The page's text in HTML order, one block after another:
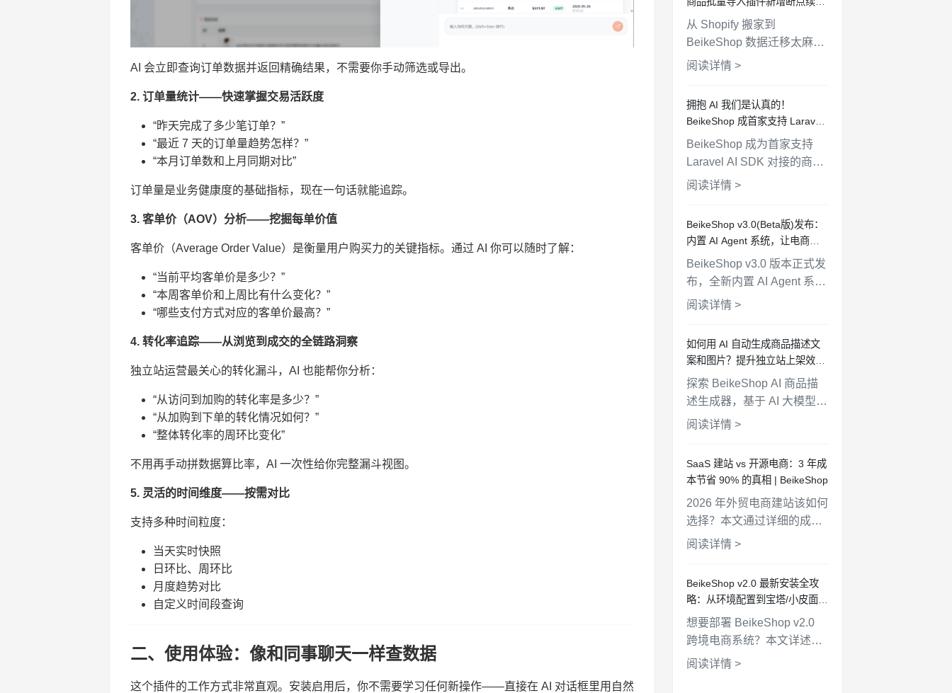
AI 会立即查询订单数据并返回精确结果，不需要你手动筛选或导出。
2. 订单量统计——快速掌握交易活跃度
“昨天完成了多少笔订单？”
“最近 7 天的订单量趋势怎样？”
“本月订单数和上月同期对比”
订单量是业务健康度的基础指标，现在一句话就能追踪。
3. 客单价（AOV）分析——挖掘每单价值
客单价（Average Order Value）是衡量用户购买力的关键指标。通过 AI 你可以随时了解：
“当前平均客单价是多少？”
“本周客单价和上周比有什么变化？”
“哪些支付方式对应的客单价最高？”
4. 转化率追踪——从浏览到成交的全链路洞察
独立站运营最关心的转化漏斗，AI 也能帮你分析：
“从访问到加购的转化率是多少？”
“从加购到下单的转化情况如何？”
“整体转化率的周环比变化”
不用再手动拼数据算比率，AI 一次性给你完整漏斗视图。
5. 灵活的时间维度——按需对比
支持多种时间粒度：
当天实时快照
日环比、周环比
月度趋势对比
自定义时间段查询
二、使用体验：像和同事聊天一样查数据
这个插件的工作方式非常直观。安装启用后，你不需要学习任何新操作——直接在 AI 对话框里用自然
与分类导入功能
从 Shopify 搬家到
BeikeShop 数据迁移太麻
烦？Shopify 商品批量导入
难题；并新增分类一键导
入，完美同步 Shopify 分类
结构。点击了解如何更高
效、完整地完成店铺数据迁
移。
阅读详情 >
拥抱 AI 我们是认真的！
BeikeShop 成首家支持 Laravel
AI SDK 的独立站商城，MCP 对
BeikeShop 成为首家支持
Laravel AI SDK 对接的商城
系统。已全面支持无头电
多 API 接口，为卖家打造更
智能的电商生态。
阅读详情 >
BeikeShop v3.0(Beta版)发布：
内置 AI Agent 系统，让电商管
理更智能
BeikeShop v3.0 版本正式发
布，全新内置 AI Agent 系
统，支持多语言大模型、智
查询订单、分析客户，电商
阅读详情 >
如何用 AI 自动生成商品描述文
案和图片？提升独立站上架效率
10 倍 | BeikeShop
探索 BeikeShop AI 商品描
述生成器，基于 AI 大模型自
动生成商品文案和产品图
速上架商品，提升运营效
阅读详情 >
SaaS 建站 vs 开源电商：3 年成
本节省 90% 的真相 | BeikeShop
2026 年外贸电商建站该如何
选择？本文通过详细的成本
对比和数据分析，解析
商城系统，100% 开源免
独立站业务。
阅读详情 >
BeikeShop v2.0 最新安装全攻
略：从环境配置到宝塔/小皮面板
部署
想要部署 BeikeShop v2.0
跨境电商系统？本文详述了
基于宝塔面板与小皮面板
阅读详情 >